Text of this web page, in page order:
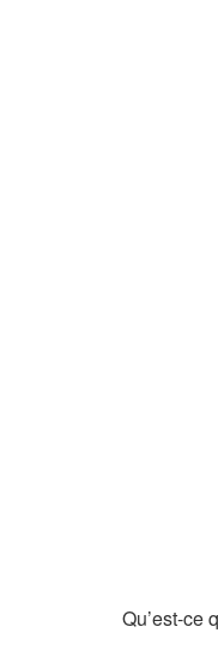
Qu’est-ce